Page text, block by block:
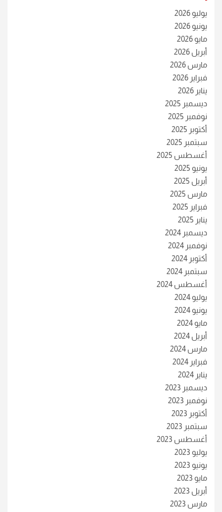
يوليو 2026
يونيو 2026
مايو 2026
أبريل 2026
مارس 2026
فبراير 2026
يناير 2026
ديسمبر 2025
نوفمبر 2025
أكتوبر 2025
سبتمبر 2025
أغسطس 2025
يونيو 2025
أبريل 2025
مارس 2025
فبراير 2025
يناير 2025
ديسمبر 2024
نوفمبر 2024
أكتوبر 2024
سبتمبر 2024
أغسطس 2024
يوليو 2024
يونيو 2024
مايو 2024
أبريل 2024
مارس 2024
فبراير 2024
يناير 2024
ديسمبر 2023
نوفمبر 2023
أكتوبر 2023
سبتمبر 2023
أغسطس 2023
يوليو 2023
يونيو 2023
مايو 2023
أبريل 2023
مارس 2023